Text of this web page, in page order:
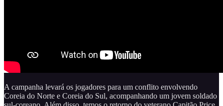
A campanha levará os jogadores para um conflito envolvendo
Coreia do Norte e Coreia do Sul, acompanhando um jovem soldado